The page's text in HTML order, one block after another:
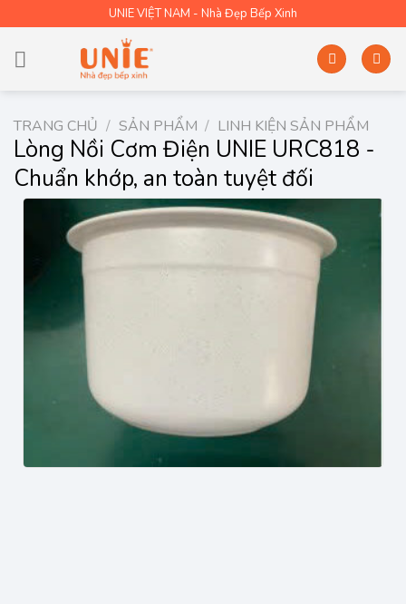
to
content
UNIE VIỆT NAM - Nhà Đẹp Bếp Xinh
TRANG CHỦ / SẢN PHẨM / LINH KIỆN SẢN PHẨM
Lòng Nồi Cơm Điện UNIE URC818 -
Chuẩn khớp, an toàn tuyệt đối